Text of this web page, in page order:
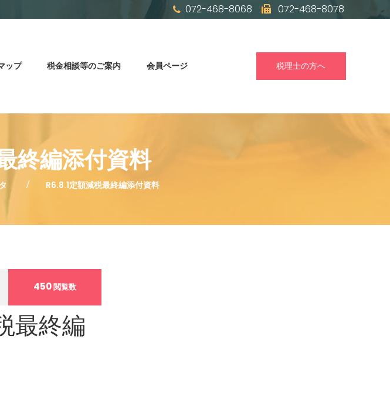
072-468-8068 072-468-8078
ップ 税金相談等のご案内 会員ページ 税理士の方へ
終編添付資料
R6.8.1定額減税最終編添付資料
450閲覧数
最終編